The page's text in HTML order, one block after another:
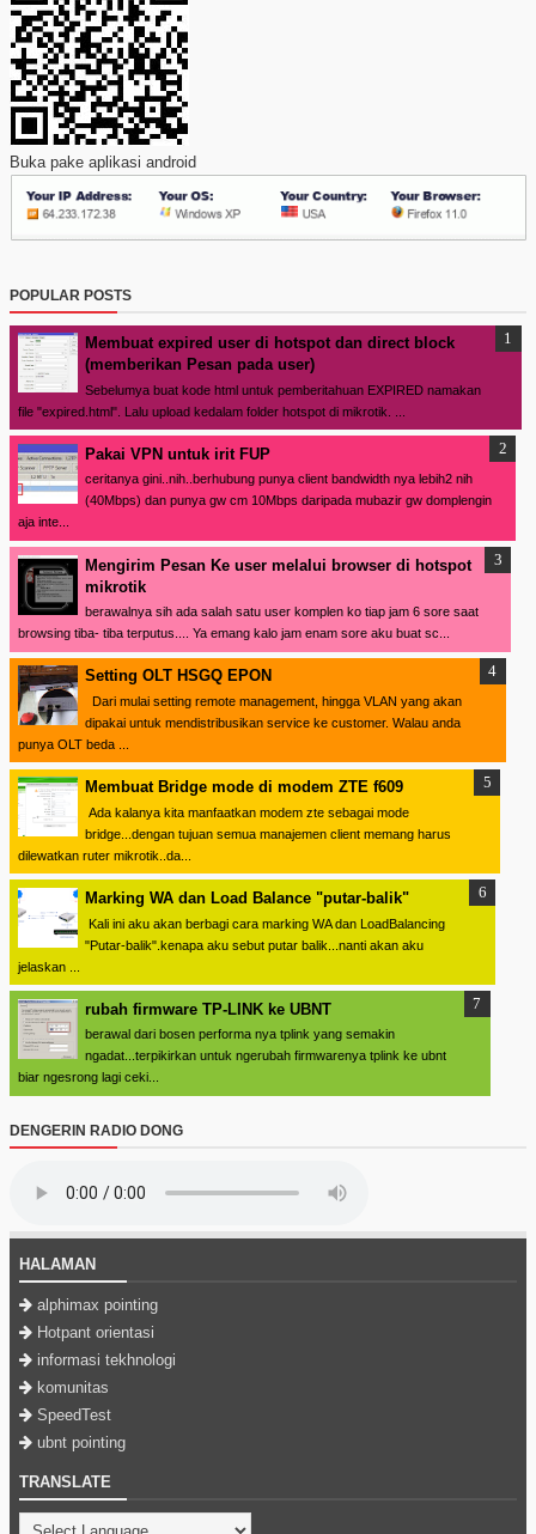
Buka pake aplikasi android
POPULAR POSTS
Membuat expired user di hotspot dan direct block
(memberikan Pesan pada user)
Sebelumya buat kode html untuk pemberitahuan EXPIRED namakan
file "expired.html". Lalu upload kedalam folder hotspot di mikrotik. ...
Pakai VPN untuk irit FUP
ceritanya gini..nih..berhubung punya client bandwidth nya lebih2 nih
(40Mbps) dan punya gw cm 10Mbps daripada mubazir gw domplengin
aja inte...
Mengirim Pesan Ke user melalui browser di hotspot
mikrotik
berawalnya sih ada salah satu user komplen ko tiap jam 6 sore saat
browsing tiba- tiba terputus.... Ya emang kalo jam enam sore aku buat sc...
Setting OLT HSGQ EPON
Dari mulai setting remote management, hingga VLAN yang akan
dipakai untuk mendistribusikan service ke customer. Walau anda
punya OLT beda ...
Membuat Bridge mode di modem ZTE f609
Ada kalanya kita manfaatkan modem zte sebagai mode
bridge...dengan tujuan semua manajemen client memang harus
dilewatkan ruter mikrotik..da...
Marking WA dan Load Balance "putar-balik"
Kali ini aku akan berbagi cara marking WA dan LoadBalancing
"Putar-balik".kenapa aku sebut putar balik...nanti akan aku
jelaskan ...
rubah firmware TP-LINK ke UBNT
berawal dari bosen performa nya tplink yang semakin
ngadat...terpikirkan untuk ngerubah firmwarenya tplink ke ubnt
biar ngesrong lagi ceki...
DENGERIN RADIO DONG
HALAMAN
alphimax pointing
Hotpant orientasi
informasi tekhnologi
komunitas
SpeedTest
ubnt pointing
TRANSLATE